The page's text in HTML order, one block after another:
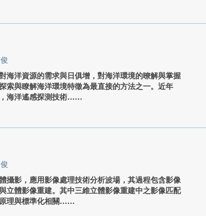
海洋資源的需求與日俱增，對海洋環境的暸解與掌握
索與瞭解海洋環境特徵為最直接的方法之一。近年
海洋遙感探測技術...
攝影，應用影像處理技術分析波場，其過程包含影像
立體影像重建。其中三維立體影像重建中之影像匹配
理與標準化相關...